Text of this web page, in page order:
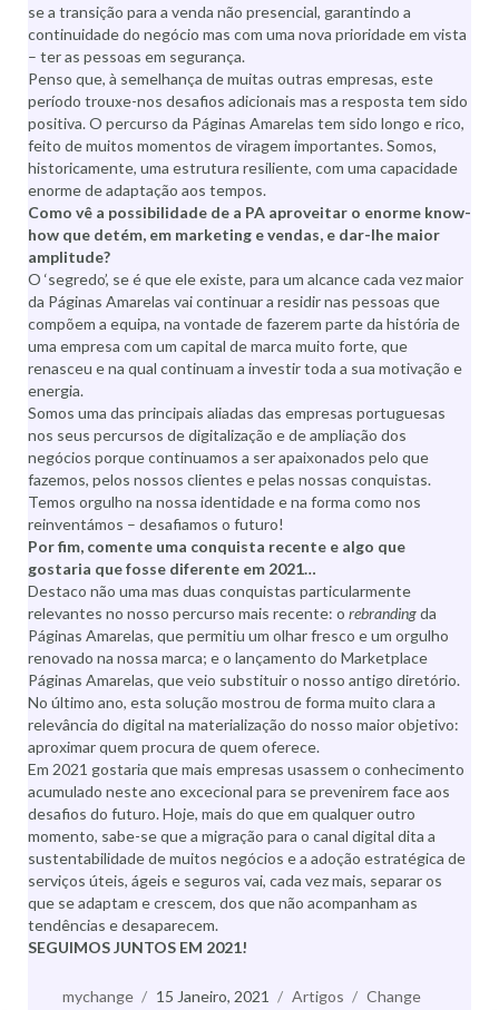
se a transição para a venda não presencial, garantindo a
continuidade do negócio mas com uma nova prioridade em vista
– ter as pessoas em segurança.
Penso que, à semelhança de muitas outras empresas, este
período trouxe-nos desafios adicionais mas a resposta tem sido
positiva. O percurso da Páginas Amarelas tem sido longo e rico,
feito de muitos momentos de viragem importantes. Somos,
historicamente, uma estrutura resiliente, com uma capacidade
enorme de adaptação aos tempos.
Como vê a possibilidade de a PA aproveitar o enorme know-
how que detém, em marketing e vendas, e dar-lhe maior
amplitude?
O ‘segredo’, se é que ele existe, para um alcance cada vez maior
da Páginas Amarelas vai continuar a residir nas pessoas que
compõem a equipa, na vontade de fazerem parte da história de
uma empresa com um capital de marca muito forte, que
renasceu e na qual continuam a investir toda a sua motivação e
energia.
Somos uma das principais aliadas das empresas portuguesas
nos seus percursos de digitalização e de ampliação dos
negócios porque continuamos a ser apaixonados pelo que
fazemos, pelos nossos clientes e pelas nossas conquistas.
Temos orgulho na nossa identidade e na forma como nos
reinventámos – desafiamos o futuro!
Por fim, comente uma conquista recente e algo que
gostaria que fosse diferente em 2021…
Destaco não uma mas duas conquistas particularmente
relevantes no nosso percurso mais recente: o rebrandingda
Páginas Amarelas, que permitiu um olhar fresco e um orgulho
renovado na nossa marca; e o lançamento do Marketplace
Páginas Amarelas, que veio substituir o nosso antigo diretório.
No último ano, esta solução mostrou de forma muito clara a
relevância do digital na materialização do nosso maior objetivo:
aproximar quem procura de quem oferece.
Em 2021 gostaria que mais empresas usassem o conhecimento
acumulado neste ano excecional para se prevenirem face aos
desafios do futuro. Hoje, mais do que em qualquer outro
momento, sabe-se que a migração para o canal digital dita a
sustentabilidade de muitos negócios e a adoção estratégica de
serviços úteis, ágeis e seguros vai, cada vez mais, separar os
que se adaptam e crescem, dos que não acompanham as
tendências e desaparecem.
SEGUIMOS JUNTOS EM 2021!
Autor
mychange
Publicado
15 Janeiro, 2021 Categorias
Artigos Etiquetas
Change